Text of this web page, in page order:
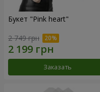
Букет "Pink heart"
2 749 грн
Заказать